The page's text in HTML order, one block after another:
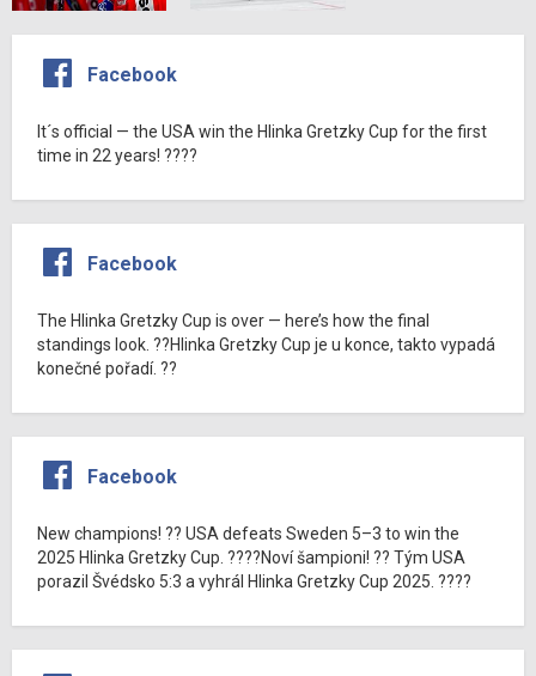
Facebook
It´s official — the USA win the Hlinka Gretzky Cup for the first
time in 22 years! ????
Facebook
The Hlinka Gretzky Cup is over — here’s how the final
standings look. ??Hlinka Gretzky Cup je u konce, takto vypadá
konečné pořadí. ??
Facebook
New champions! ?? USA defeats Sweden 5–3 to win the
2025 Hlinka Gretzky Cup. ????Noví šampioni! ?? Tým USA
porazil Švédsko 5:3 a vyhrál Hlinka Gretzky Cup 2025. ????